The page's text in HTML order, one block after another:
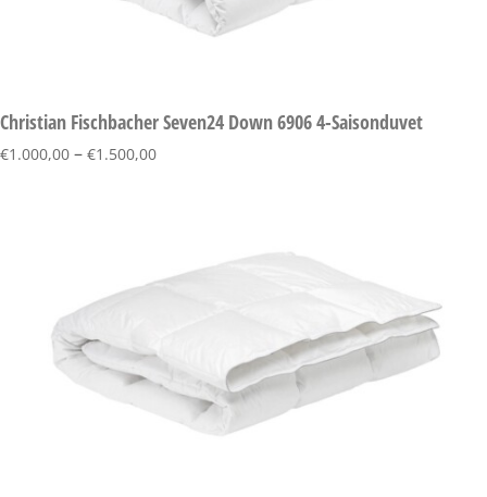
Christian Fischbacher Seven24 Down 6906 4-Saisonduvet
€1.000,00 – €1.500,00